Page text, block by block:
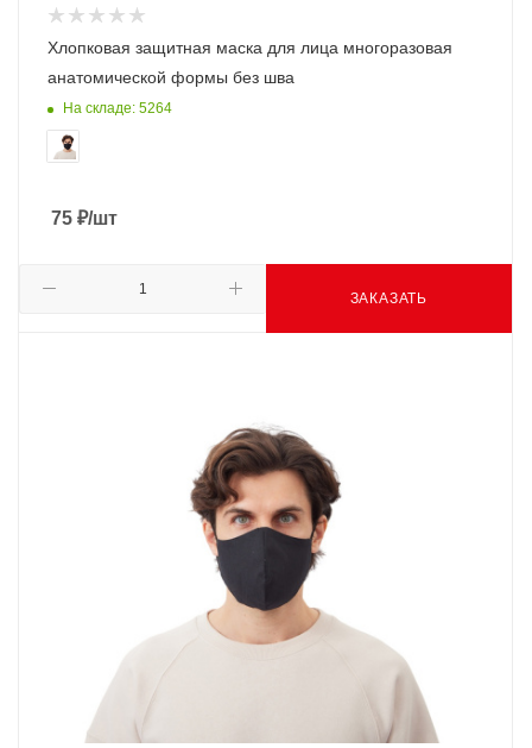
Хлопковая защитная маска для лица многоразовая
анатомической формы без шва
На складе: 5264
75 ₽/шт
ЗАКАЗАТЬ